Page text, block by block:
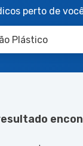
perto de